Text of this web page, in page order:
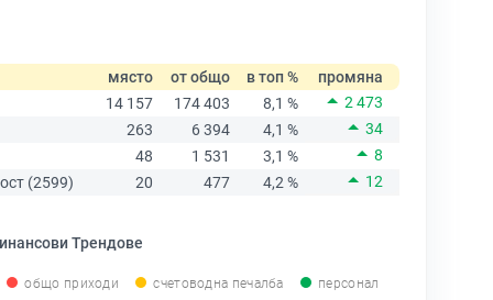
място от общо в топ %
промяна
14 157
174 403 8,1 %
2 473
263
6 394 4,1 %
34
48
1 531 3,1 %
8
(2599)
20 477 4,2 % 12
Трендове
общо приходи счетоводна печалба персонал